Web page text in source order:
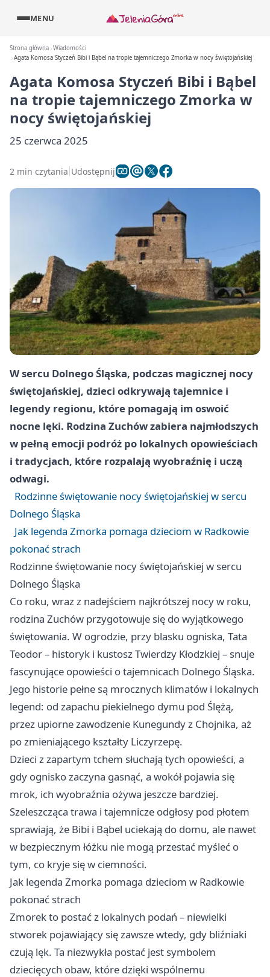
MENU
Strona główna Wiadomości
Agata Komosa Styczeń Bibi i Bąbel na tropie tajemniczego Zmorka w nocy świętojańskiej
Agata Komosa Styczeń Bibi i Bąbel
na tropie tajemniczego Zmorka w
nocy świętojańskiej
25 czerwca 2025
2 min czytania Udostępnij
W sercu Dolnego Śląska, podczas magicznej nocy
świętojańskiej, dzieci odkrywają tajemnice i
legendy regionu, które pomagają im oswoić
nocne lęki. Rodzina Zuchów zabiera najmłodszych
w pełną emocji podróż po lokalnych opowieściach
i tradycjach, które rozpalają wyobraźnię i uczą
odwagi.
Rodzinne świętowanie nocy świętojańskiej w sercu
Dolnego Śląska
Jak legenda Zmorka pomaga dzieciom w Radkowie
pokonać strach
Rodzinne świętowanie nocy świętojańskiej w sercu
Dolnego Śląska
Co roku, wraz z nadejściem najkrótszej nocy w roku,
rodzina Zuchów przygotowuje się do wyjątkowego
świętowania. W ogrodzie, przy blasku ogniska, Tata
Teodor – historyk i kustosz Twierdzy Kłodzkiej – snuje
fascynujące opowieści o tajemnicach Dolnego Śląska.
Jego historie pełne są mrocznych klimatów i lokalnych
legend: od zapachu piekielnego dymu pod Ślężą,
przez upiorne zawodzenie Kunegundy z Chojnika, aż
po zmieniającego kształty Liczyrzepę.
Dzieci z zapartym tchem słuchają tych opowieści, a
gdy ognisko zaczyna gasnąć, a wokół pojawia się
mrok, ich wyobraźnia ożywa jeszcze bardziej.
Szeleszcząca trawa i tajemnicze odgłosy pod płotem
sprawiają, że Bibi i Bąbel uciekają do domu, ale nawet
w bezpiecznym łóżku nie mogą przestać myśleć o
tym, co kryje się w ciemności.
Jak legenda Zmorka pomaga dzieciom w Radkowie
pokonać strach
Zmorek to postać z lokalnych podań – niewielki
stworek pojawiający się zawsze wtedy, gdy bliźniaki
czują lęk. Ta niezwykła postać jest symbolem
dziecięcych obaw, które dzięki wspólnemu